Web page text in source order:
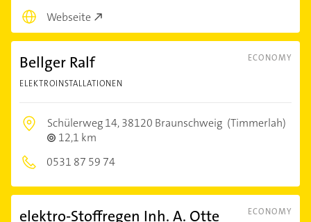
Webseite
ECONOMY
Bellger Ralf
ELEKTROINSTALLATIONEN
Schülerweg 14,38120 Braunschweig (Timmerlah)
12,1 km
0531 87 59 74
ECONOMY
elektro-Stoffregen Inh. A. Otte